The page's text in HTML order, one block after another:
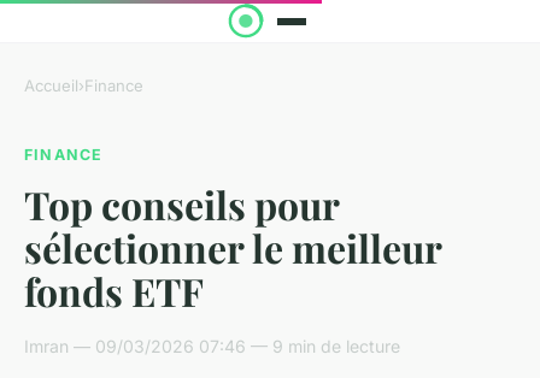
Accueil›Finance
FINANCE
Top conseils pour
sélectionner le meilleur
fonds ETF
Imran — 09/03/2026 07:46 — 9 min de lecture